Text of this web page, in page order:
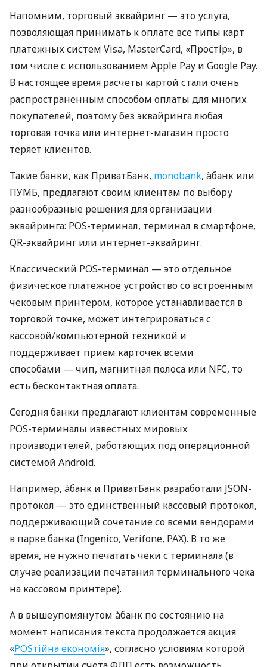
Напомним, торговый эквайринг — это услуга,
позволяющая принимать к оплате все типы карт
платежных систем Visa, MasterCard, «Простір», в
том числе с использованием Apple Pay и Google Pay.
В настоящее время расчеты картой стали очень
распространенным способом оплаты для многих
покупателей, поэтому без эквайринга любая
торговая точка или интернет-магазин просто
теряет клиентов.
Такие банки, как ПриватБанк, monobank, àбанк или
ПУМБ, предлагают своим клиентам по выбору
разнообразные решения для организации
эквайринга: POS-терминал, терминал в смартфоне,
QR-эквайринг или интернет-эквайринг.
Классический POS-терминал — это отдельное
физическое платежное устройство со встроенным
чековым принтером, которое устанавливается в
торговой точке, может интегрироваться с
кассовой/компьютерной техникой и
поддерживает прием карточек всеми
способами — чип, магнитная полоса или NFC, то
есть бесконтактная оплата.
Сегодня банки предлагают клиентам современные
POS-терминалы известных мировых
производителей, работающих под операционной
системой Android.
Например, àбанк и ПриватБанк разработали JSON-
протокол — это единственный кассовый протокол,
поддерживающий сочетание со всеми вендорами
в парке банка (Ingenico, Verifone, PAX). В то же
время, не нужно печатать чеки с терминала (в
случае реализации печатания терминального чека
на кассовом принтере).
А в вышеупомянутом àбанк по состоянию на
момент написания текста продолжается акция
«POSтійна економія», согласно условиям которой